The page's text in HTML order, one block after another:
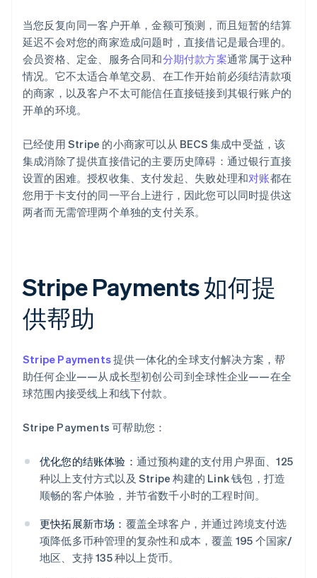
当您反复向同一客户开单，金额可预测，而且短暂的结算
延迟不会对您的商家造成问题时，直接借记是最合理的。
会员资格、定金、服务合同和分期付款方案通常属于这种
情况。它不太适合单笔交易、在工作开始前必须结清款项
的商家，以及客户不太可能信任直接链接到其银行账户的
开单的环境。
已经使用 Stripe 的小商家可以从 BECS 集成中受益，该
集成消除了提供直接借记的主要历史障碍：通过银行直接
设置的困难。授权收集、支付发起、失败处理和对账都在
您用于卡支付的同一平台上进行，因此您可以同时提供这
两者而无需管理两个单独的支付关系。
Stripe Payments 如何提
供帮助
Stripe Payments提供一体化的全球支付解决方案，帮
助任何企业——从成长型初创公司到全球性企业——在全
球范围内接受线上和线下付款。
Stripe Payments 可帮助您：
优化您的结账体验： 通过预构建的支付用户界面、125
种以上支付方式以及 Stripe 构建的 Link 钱包，打造
顺畅的客户体验，并节省数千小时的工程时间。
更快拓展新市场： 覆盖全球客户，并通过跨境支付选
项降低多币种管理的复杂性和成本，覆盖 195 个国家/
地区、支持 135 种以上货币。